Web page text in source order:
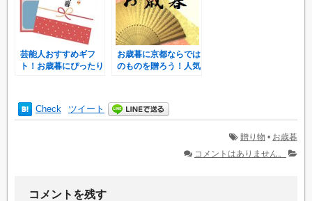
芸能人おすすめギフ
ト！お歳暮にぴったり
お歳暮に京都ならでは
のものを贈ろう！人気
Check ツイート
贈り物 • お歳暮
コメントはありません。
コメントを残す